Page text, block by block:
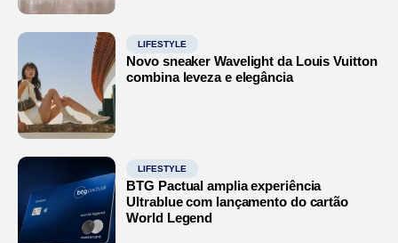
LIFESTYLE
Novo sneaker Wavelight da Louis Vuitton
combina leveza e elegância
LIFESTYLE
BTG Pactual amplia experiência
Ultrablue com lançamento do cartão
World Legend